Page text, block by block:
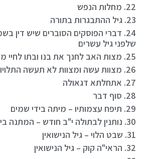
22. מחלות הנפש
23. גיל ההתבגרות בתורה
24. דברי הפוסקים הסוברים שיש דין
שלפני גיל עשרים
25. מצות האב לחנך את בנו ובתו לחיי משפחה
26. מצוות עשה ומצוות לא תעשה התלויות במצות הנישואין
27. אתחלתא דגאולה
28. סוף דבר
29. תיפח עצמותיו – מיתה בידי שמים
30. נותנין לבתולה י"ב חודש – המתנה בין האירוסין לנישואין
31. שבט הלוי – גיל הנישואין
32. הראי"ה קוק – גיל הנישואין